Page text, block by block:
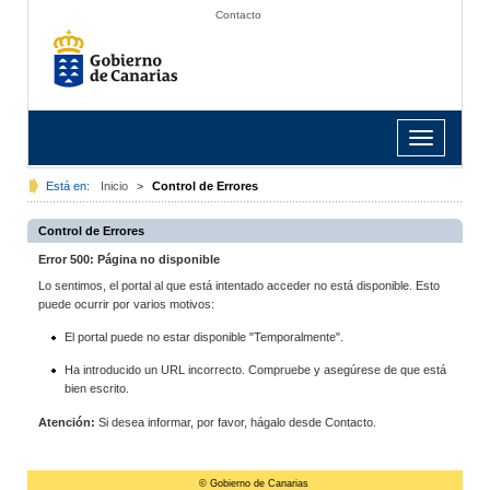
Contacto
Toggle
navigation
Está en: Inicio > Control de Errores
Control de Errores
Error 500: Página no disponible
Lo sentimos, el portal al que está intentado acceder no está disponible. Esto
puede ocurrir por varios motivos:
El portal puede no estar disponible "Temporalmente".
Ha introducido un URL incorrecto. Compruebe y asegúrese de que está
bien escrito.
Atención: Si desea informar, por favor, hágalo desde Contacto.
© Gobierno de Canarias